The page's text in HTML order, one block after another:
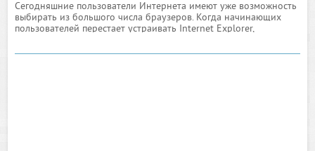
Сегодняшние пользователи Интернета имеют уже возможность
выбирать из большого числа браузеров. Когда начинающих
пользователей перестает устраивать Internet Explorer,